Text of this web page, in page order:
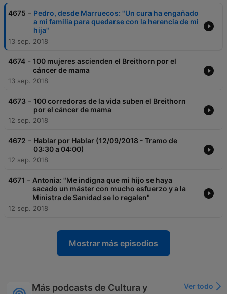
4675 - Pedro, desde Marruecos: "Un cura ha engañado
a mi familia para quedarse con la herencia de mi
hija"
13 sep. 2018
4674 - 100 mujeres ascienden el Breithorn por el
cáncer de mama
13 sep. 2018
4673 - 100 corredoras de la vida suben el Breithorn
por el cáncer de mama
12 sep. 2018
4672 - Hablar por Hablar (12/09/2018 - Tramo de
03:30 a 04:00)
12 sep. 2018
4671 - Antonia: "Me indigna que mi hijo se haya
sacado un máster con mucho esfuerzo y a la
Ministra de Sanidad se lo regalen"
12 sep. 2018
Mostrar más episodios
Más podcasts de Cultura y
Ver todo